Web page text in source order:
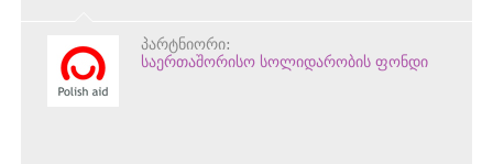
პარტნიორი:
საერთაშორისო სოლიდარობის ფონდი